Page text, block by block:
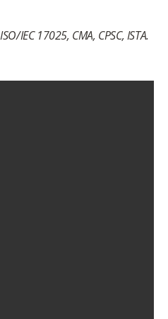
IEC 17025, CMA, CPSC, ISTA.